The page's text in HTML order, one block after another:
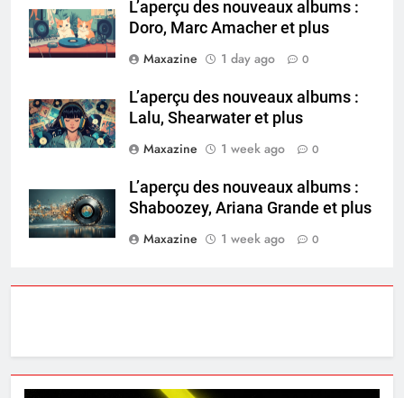
L’aperçu des nouveaux albums :
Doro, Marc Amacher et plus
Maxazine
1 day ago 0
L’aperçu des nouveaux albums :
Lalu, Shearwater et plus
Maxazine
1 week ago 0
L’aperçu des nouveaux albums :
Shaboozey, Ariana Grande et plus
Maxazine
1 week ago 0